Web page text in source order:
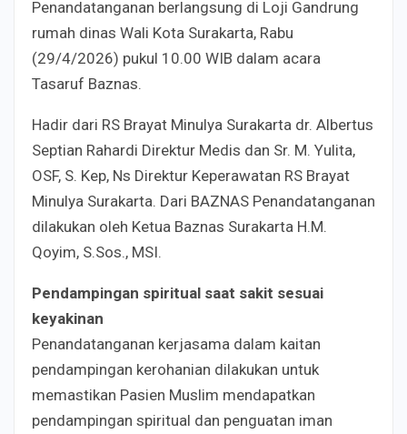
Penandatanganan berlangsung di Loji Gandrung
rumah dinas Wali Kota Surakarta, Rabu
(29/4/2026) pukul 10.00 WIB dalam acara
Tasaruf Baznas.
Hadir dari RS Brayat Minulya Surakarta dr. Albertus
Septian Rahardi Direktur Medis dan Sr. M. Yulita,
OSF, S. Kep, Ns Direktur Keperawatan RS Brayat
Minulya Surakarta. Dari BAZNAS Penandatanganan
dilakukan oleh Ketua Baznas Surakarta H.M.
Qoyim, S.Sos., MSI.
Pendampingan spiritual saat sakit sesuai
keyakinan
Penandatanganan kerjasama dalam kaitan
pendampingan kerohanian dilakukan untuk
memastikan Pasien Muslim mendapatkan
pendampingan spiritual dan penguatan iman